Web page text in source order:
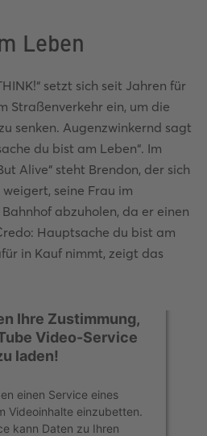
Leben
setzt sich seit Jahren für
Straßenverkehr ein, um die
senken. Augenzwinkernd sagt
du bist am Leben“. Im
Alive“ steht Brendon, der sich
seine Frau im
abzuholen, da er einen
Hauptsache du bist am
in Kauf nimmt, zeigt das
Ihre Zustimmung,
Video-Service
laden!
einen Service eines
Videoinhalte einzubetten.
kann Daten zu Ihren
Ihre Zustimmung,
Video-Service
laden!
einen Service eines
Videoinhalte einzubetten.
kann Daten zu Ihren